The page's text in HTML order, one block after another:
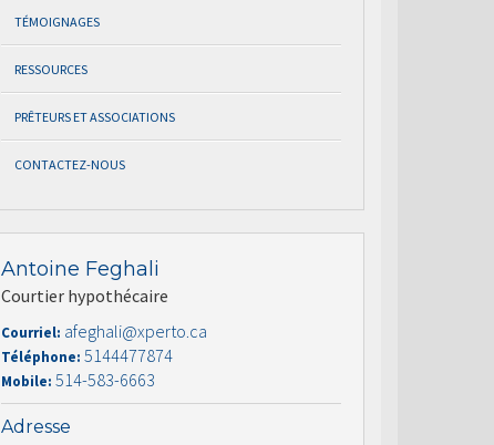
TÉMOIGNAGES
RESSOURCES
PRÊTEURS ET ASSOCIATIONS
CONTACTEZ-NOUS
Antoine Feghali
Courtier hypothécaire
Courriel: afeghali@xperto.ca
Téléphone: 5144477874
Mobile: 514-583-6663
Adresse